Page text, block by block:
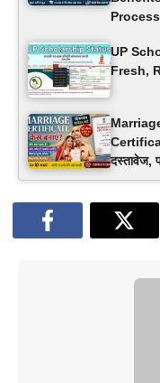
Process
UP
Fresh,
दस्तावेज,